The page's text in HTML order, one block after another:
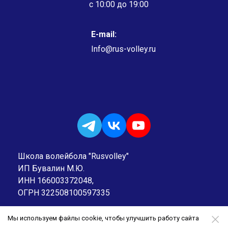
c 10:00 до 19:00
E-mail:
Info@rus-volley.ru
Школа волейбола "Rusvolley"
ИП Бувалин М.Ю.
ИНН 166003372048,
ОГРН 322508100597335
Мы используем файлы cookie, чтобы улучшить работу сайта